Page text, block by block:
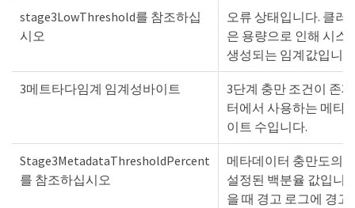
stage3LowThreshold를 참조하십
시오
오류 상태입니다. 클러
은 용량으로 인해 시스
생성되는 임계값입니
3메트타다임계 임계성바이트
3단계 충만 조건이 존
터에서 사용하는 메타
이트 수입니다.
Stage3MetadataThresholdPercent
를 참조하십시오
메타데이터 충만도의
설정된 백분율 값입니
을 때 경고 로그에 경고